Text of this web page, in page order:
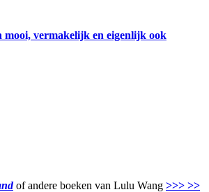
mooi, vermakelijk en eigenlijk ook
of andere boeken van Lulu Wang >>> >>